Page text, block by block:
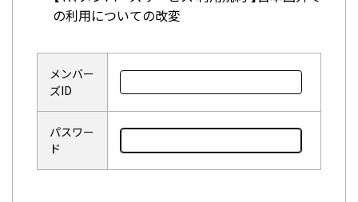
の利用についての改変
メンバー
ズID
パスワー
ド